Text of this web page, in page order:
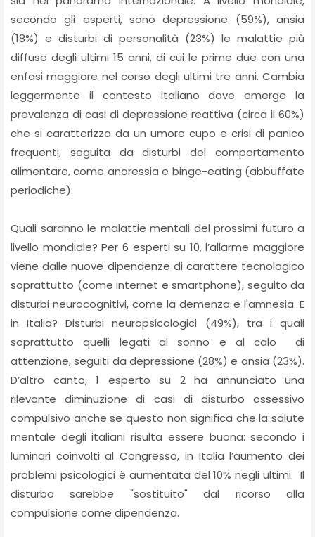
secondo gli esperti, sono depressione (59%), ansia
(18%) e disturbi di personalità (23%) le malattie più
diffuse degli ultimi 15 anni, di cui le prime due con una
enfasi maggiore nel corso degli ultimi tre anni. Cambia
leggermente il contesto italiano dove emerge la
prevalenza di casi di depressione reattiva (circa il 60%)
che si caratterizza da un umore cupo e crisi di panico
frequenti, seguita da disturbi del comportamento
alimentare, come anoressia e binge-eating (abbuffate
periodiche).
Quali saranno le malattie mentali del prossimi futuro a
livello mondiale? Per 6 esperti su 10, l’allarme maggiore
viene dalle nuove dipendenze di carattere tecnologico
soprattutto (come internet e smartphone), seguito da
disturbi neurocognitivi, come la demenza e l'amnesia. E
in Italia? Disturbi neuropsicologici (49%), tra i quali
soprattutto quelli legati al sonno e al calo di
attenzione, seguiti da depressione (28%) e ansia (23%).
D’altro canto, 1 esperto su 2 ha annunciato una
rilevante diminuzione di casi di disturbo ossessivo
compulsivo anche se questo non significa che la salute
mentale degli italiani risulta essere buona: secondo i
luminari coinvolti al Congresso, in Italia l’aumento dei
problemi psicologici è aumentata del 10% negli ultimi. Il
disturbo sarebbe "sostituito" dal ricorso alla
compulsione come dipendenza.